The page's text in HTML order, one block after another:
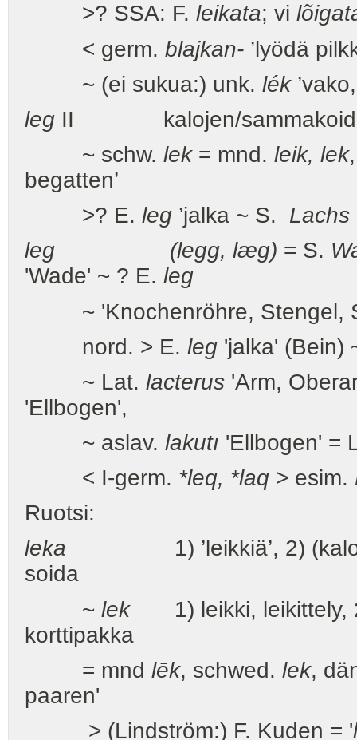
>? SSA: F. leikata; vi
< germ. blajkan- ’lyödä
~ (ei sukua:) unk. lék
leg II kalojen/
~ schw. lek= mnd. leik, lek
begatten’
>? E. leg ’jalka ~ S. Lachs
leg (legg, læg) = S.
'Wade' ~ ? E. leg
~ 'Knochenröhre, Stengel,
nord. > E. leg 'jalka' (Bein)
~ Lat. lacterus 'Arm,
'Ellbogen',
~ aslav. lakutı 'Ellbogen' =
< I-germ. *leq, *laq > esim.
Ruotsi:
leka 1) ’leikkiä’, 2)
soida
~ lek1) leikki, leikittely,
korttipakka
= mnd lēk, schwed. lek,
paaren'
> (Lindström:) F. Kuden = '